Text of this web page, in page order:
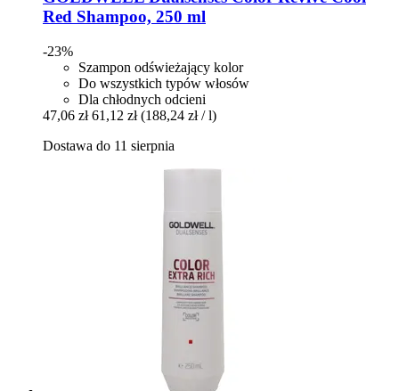
Red Shampoo, 250 ml
-23%
Szampon odświeżający kolor
Do wszystkich typów włosów
Dla chłodnych odcieni
47,06 zł 61,12 zł (188,24 zł / l)
Dostawa do 11 sierpnia